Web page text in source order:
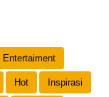
Entertaiment
Hot Inspirasi